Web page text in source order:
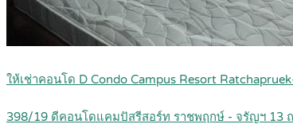
ให้เช่าคอนโด D Condo Campus Resort
398/19 ดีคอนโดแคมปัสรีสอร์ท ราชพฤกษ์ - จรัญฯ 13